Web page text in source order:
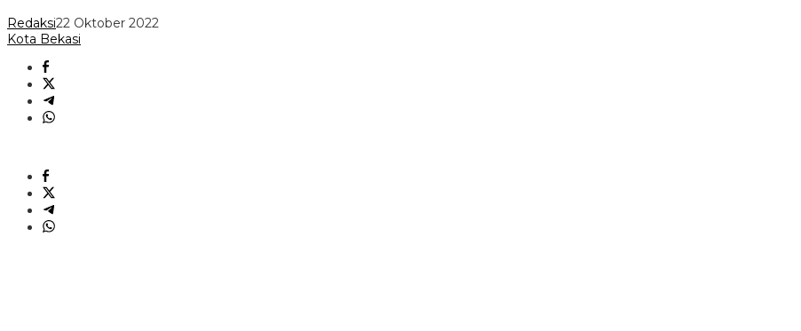
Redaksi22 Oktober 2022
Kota Bekasi